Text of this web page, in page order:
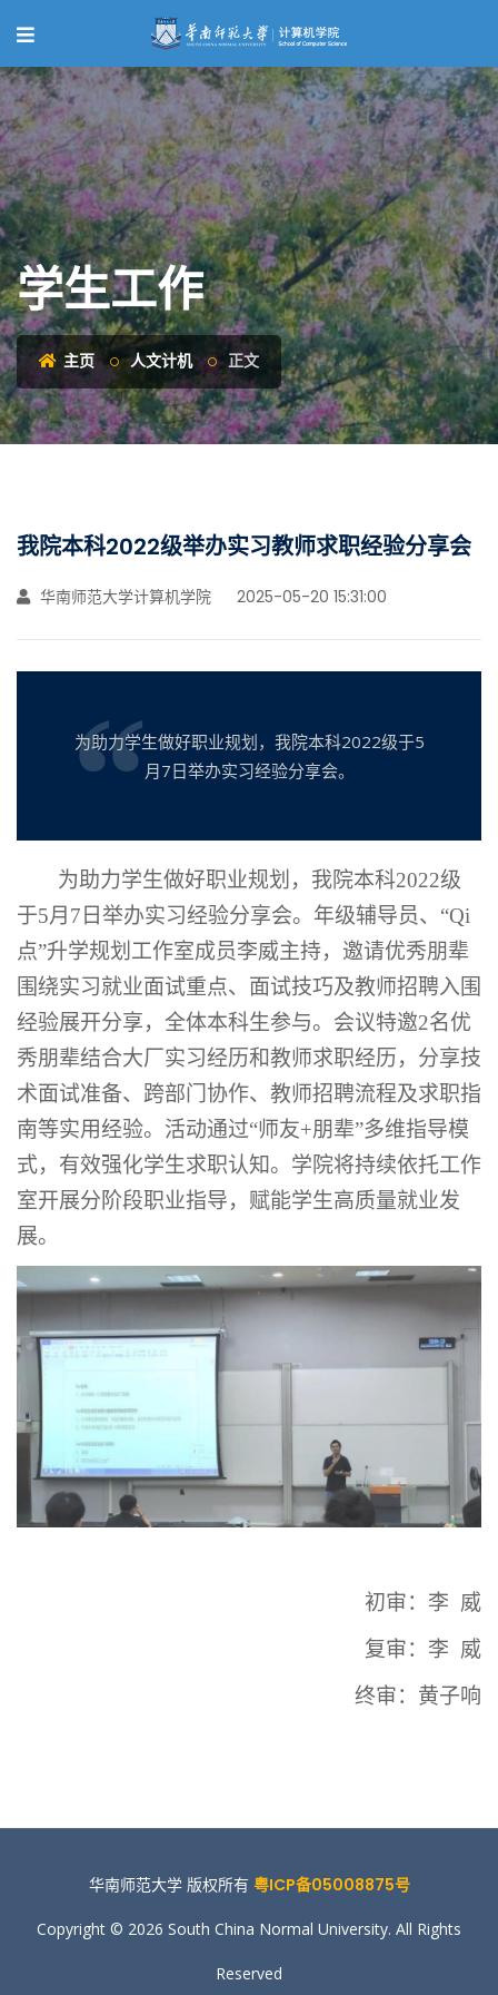
学生工作
主页 人文计机 正文
我院本科2022级举办实习教师求职经验分享会
华南师范大学计算机学院 2025-05-20 15:31:00
为助力学生做好职业规划，我院本科2022级于5
月7日举办实习经验分享会。
为助力学生做好职业规划， 我院本科2022级
于5月7日举办实习经验分享会。年级辅导员、 “Qi
点”升学规划工作室成员李威主持，邀请优秀朋辈
围绕实习就业面试重点、面试技巧及教师招聘入围
经验展开分享，全体本科生参与。会议特邀2名优
秀朋辈结合大厂实习经历和教师求职经历，分享技
术面试准备、跨部门协作、教师招聘流程及求职指
南等实用经验。活动通过“师友+朋辈”多维指导模
式，有效强化学生求职认知。学院将持续依托工作
室开展分阶段职业指导，赋能学生高质量就业发
展。
初审： 李 威
复审： 李 威
终审：黄子响
华南师范大学 版权所有 粤ICP备05008875号
Copyright © 2026 South China Normal University. All Rights
Reserved